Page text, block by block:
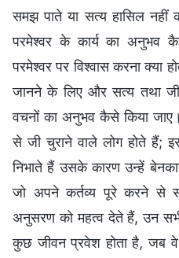
समझ पाते या सत्य हासिल
परमेश्वर के कार्य का अनुभव
परमेश्वर पर विश्वास करना क्या
जानने के लिए और सत्य तथा
वचनों का अनुभव कैसे किया
से जी चुराने वाले लोग होते हैं;
निभाते हैं उसके कारण उन्हें
जो अपने कर्तव्य पूरे करने से
अनुसरण को महत्व देते हैं, उन
कुछ जीवन प्रवेश होता है, जब वे